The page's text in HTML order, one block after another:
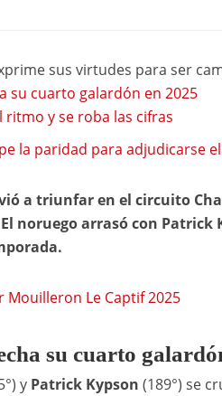
sus virtudes para ser
su cuarto galardón en 2025
ritmo y se roba las cifras
la paridad para adjudicarse
a triunfar en el circuito
noruego arrasó con
Mouilleron Le Captif 2025
su cuarto
y Patrick Kypson (189°) se